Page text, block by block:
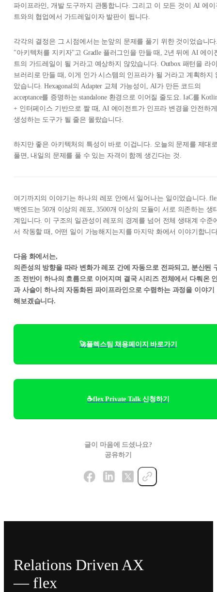
파이프라인, 개발 도구까지 관통합니다. 그리고 이 모든 것이 AI 에이
트와의 협업에서 가드레일이자 발판이 됩니다.
각각의 결정은 그 시점에서는 눈앞의 문제를 풀기 위한 것이었습니
"아키텍처를 지키자"고 Gradle 플러그인을 만들 때, 2년 뒤에 AI 에이
트의 가드레일이 될 거라고 예상하지 않았습니다. Outbox 패턴을 라
브러리로 만들 때, 이게 인가 시스템의 인프라가 될 거라고 계획하지
았습니다. Hexagonal의 Adapter 교체 가능성이, AI가 만든 코드의
acceptance를 증명하는 standalone 환경으로 이어질 줄도요. IaC를
+ 인터페이스 기반으로 짤 때, AI 에이전트가 인프라 변경을 안전하게
생성하는 도구가 될 줄은 몰랐습니다.
하지만 좋은 아키텍처의 특성이 바로 이겁니다. 오늘의 문제를 제대
풀면, 내일의 문제를 풀 수 있는 자격이 함께 생긴다는 것.
여기까지의 이야기는 하나의 레포 안에서 일어나는 일이었습니다.
백엔드는 50개 이상의 레포, 3500개 이상의 모듈이 서로 의존하는 생
계입니다. 이 구조의 일관성이 레포의 경계를 넘어 전체 생태계 수준
서 작동할 때, 어떤 일이 가능해지는지를 마지막 화에서 이야기합니
다음 화에서는,
의존성의 방향을 따라 변화가 레포 간에 자동으로 전파되고, 분산된
조 전반이 하나의 흐름으로 이어지며 결국 시리즈 전체에서 다뤄온
과 사슬이 하나의 자동화된 파이프라인으로 수렴하는 과정을 이야기
해보겠습니다.
🚀플렉스팀 채용페이지 바로가기
☕flex Private Talk 신청하기
글이 마음에 드셨나요?
공유하기
Relations Driven AX
— flex